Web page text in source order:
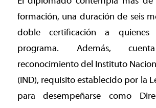
formación, una duración de seis
doble certificación a quienes
programa. Además,
reconocimiento del Instituto
(IND), requisito establecido por la
para desempeñarse como